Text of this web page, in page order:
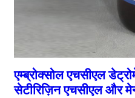
एम्ब्रोक्सोल एचसीएल
सेटीरिज़िन एचसीएल और